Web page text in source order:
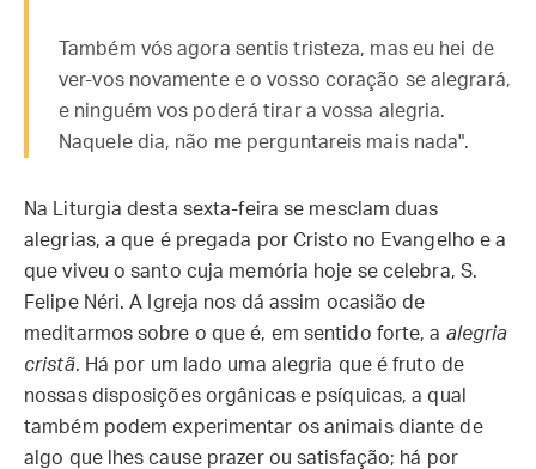
Também vós agora sentis tristeza, mas eu hei de
ver-vos novamente e o vosso coração se alegrará,
e ninguém vos poderá tirar a vossa alegria.
Naquele dia, não me perguntareis mais nada".
Na Liturgia desta sexta-feira se mesclam duas
alegrias, a que é pregada por Cristo no Evangelho e a
que viveu o santo cuja memória hoje se celebra, S.
Felipe Néri. A Igreja nos dá assim ocasião de
meditarmos sobre o que é, em sentido forte, a alegria
cristã. Há por um lado uma alegria que é fruto de
nossas disposições orgânicas e psíquicas, a qual
também podem experimentar os animais diante de
algo que lhes cause prazer ou satisfação; há por